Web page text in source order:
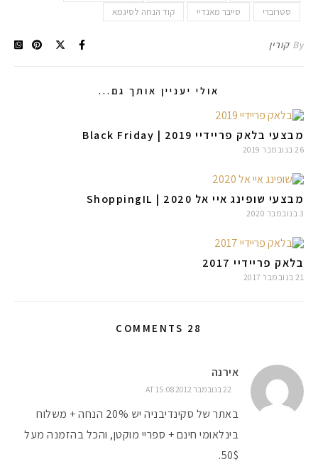
סטרוברי
סייבר מאנדיי קוד הנחה לסיגמא
By קורין
אולי יעניין אותך גם...
מבצעי בלאק פריידיי 2019 | Black Friday
26 בנובמבר 2019
מבצעי שופינג איי אל 2020 | ShoppingIL
3 בנובמבר 2020
בלאק פריידיי 2017
21 בנובמבר 2017
28 COMMENTS
אירנה
22 בנובמבר 2012 AT 15:08
באתר של סקינדיבניה יש 20% הנחה + משלוח
בינלאומי חינם + ספריי מוקטן, והכל בהזמנה מעל
50$.